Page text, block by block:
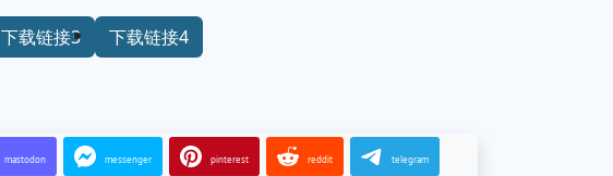
下载链接3 下载链接4
mastodon messenger pinterest reddit telegram